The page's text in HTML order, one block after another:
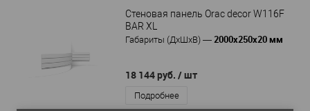
Стеновая панель Orac decor W116F
BAR XL
Габариты (ДхШхВ) — 2000х250х20 мм
18 144 руб. / шт
Подробнее